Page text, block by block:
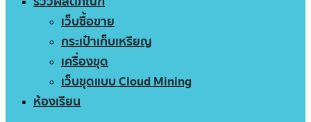
เว็บซื้อขาย
กระเป๋าเก็บเหรียญ
เครื่องขุด
เว็บขุดแบบ Cloud Mining
ห้องเรียน